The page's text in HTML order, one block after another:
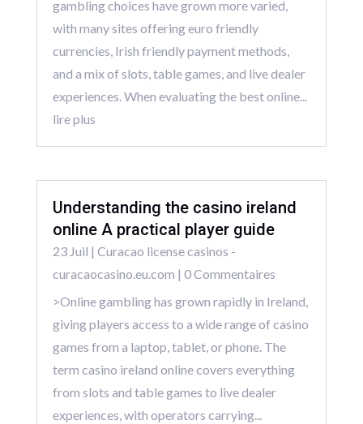
gambling choices have grown more varied,
with many sites offering euro friendly
currencies, Irish friendly payment methods,
and a mix of slots, table games, and live dealer
experiences. When evaluating the best online...
lire plus
Understanding the casino ireland
online A practical player guide
23 Juil | Curacao license casinos -
curacaocasino.eu.com | 0 Commentaires
>Online gambling has grown rapidly in Ireland,
giving players access to a wide range of casino
games from a laptop, tablet, or phone. The
term casino ireland online covers everything
from slots and table games to live dealer
experiences, with operators carrying...